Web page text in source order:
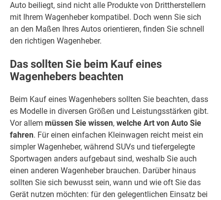
Auto beiliegt, sind nicht alle Produkte von Drittherstellern
mit Ihrem Wagenheber kompatibel. Doch wenn Sie sich
an den Maßen Ihres Autos orientieren, finden Sie schnell
den richtigen Wagenheber.
Das sollten Sie beim Kauf eines
Wagenhebers beachten
Beim Kauf eines Wagenhebers sollten Sie beachten, dass
es Modelle in diversen Größen und Leistungsstärken gibt.
Vor allem müssen Sie wissen, welche Art von Auto Sie
fahren. Für einen einfachen Kleinwagen reicht meist ein
simpler Wagenheber, während SUVs und tiefergelegte
Sportwagen anders aufgebaut sind, weshalb Sie auch
einen anderen Wagenheber brauchen. Darüber hinaus
sollten Sie sich bewusst sein, wann und wie oft Sie das
Gerät nutzen möchten: für den gelegentlichen Einsatz bei